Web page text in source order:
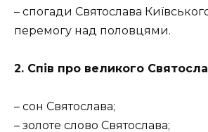
– спогади Святослава
перемогу над половцями.
2. Спів про великого
– сон Святослава;
– золоте слово Святослава;